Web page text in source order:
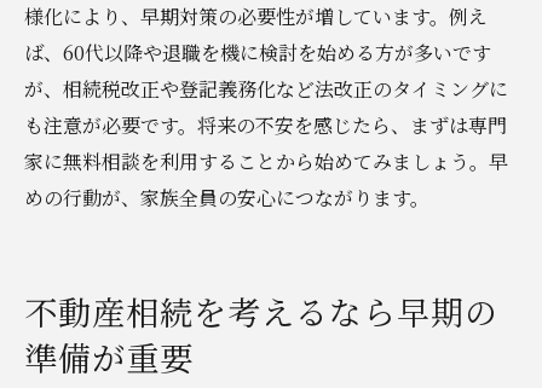
様化により、早期対策の必要性が増しています。例え
ば、60代以降や退職を機に検討を始める方が多いです
が、相続税改正や登記義務化など法改正のタイミングに
も注意が必要です。将来の不安を感じたら、まずは専門
家に無料相談を利用することから始めてみましょう。早
めの行動が、家族全員の安心につながります。
不動産相続を考えるなら早期の
準備が重要